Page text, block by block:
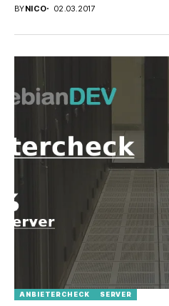
BYNICO 02.03.2017
ANBIETERCHECK SERVER